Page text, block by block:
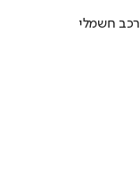
רכב חשמלי